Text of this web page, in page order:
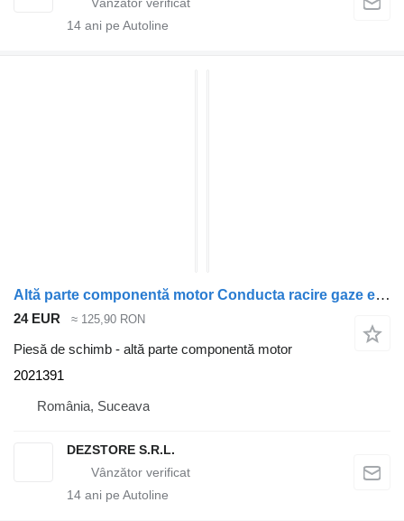
14 ani pe Autoline
Altă parte componentă motor Conducta racire gaze egr 2021391 pentru cap tractor DAF CF
24 EUR ≈ 125,90 RON
Piesă de schimb - altă parte componentă motor
2021391
România, Suceava
DEZSTORE S.R.L.
14 ani pe Autoline